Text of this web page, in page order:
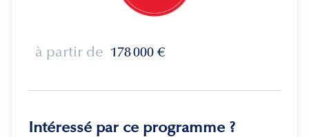
à partir de 178 000 €
Intéressé par ce programme ?